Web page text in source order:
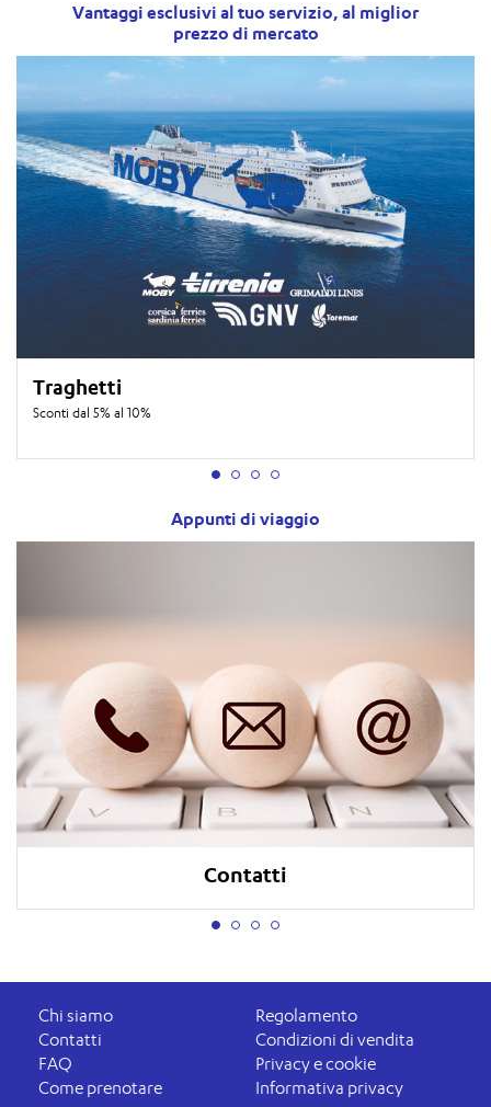
Vantaggi esclusivi al tuo servizio, al miglior
prezzo di mercato
Traghetti
Sconti dal 5% al 10%
Appunti di viaggio
Contatti
Chi siamo
Contatti
FAQ
Come prenotare
Regolamento
Condizioni di vendita
Privacy e cookie
Informativa privacy